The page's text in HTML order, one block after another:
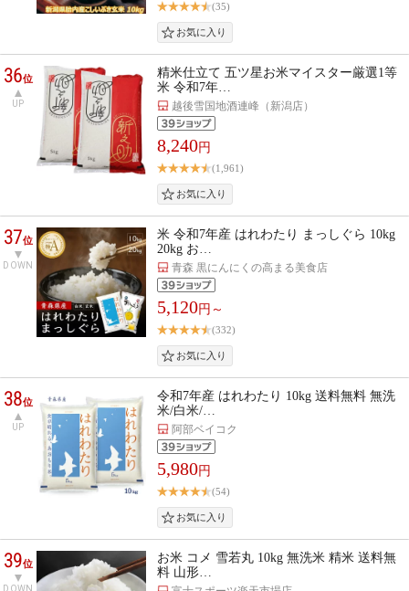
(35)
36位
UP
精米仕立て 五ツ星お米マイスター厳選1等
米 令和7年…
越後雪国地酒連峰（新潟店）
8,240円
(1,961)
37位
DOWN
米 令和7年産 はれわたり まっしぐら 10kg
20kg お…
青森 黒にんにくの高まる美食店
5,120円～
(332)
38位
UP
令和7年産 はれわたり 10kg 送料無料 無洗
米/白米/…
阿部ベイコク
5,980円
(54)
39位
DOWN
お米 コメ 雪若丸 10kg 無洗米 精米 送料無
料 山形…